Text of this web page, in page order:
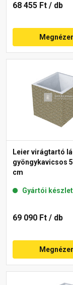
68 455 Ft / db
Leier virágtartó
gyöngykavicsos
cm
Gyártói
69 090 Ft / db